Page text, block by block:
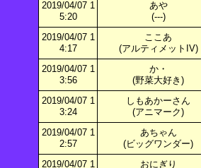
2019/04/07 1
5:20
あや
(---)
2019/04/07 1
4:17
ここあ
(アルティメットIV)
2019/04/07 1
3:56
か・
(野菜大好き)
2019/04/07 1
3:24
しもあかーさん
(アニマーク)
2019/04/07 1
2:57
あちゃん
(ビッグワンダー)
2019/04/07 1
おにぎり